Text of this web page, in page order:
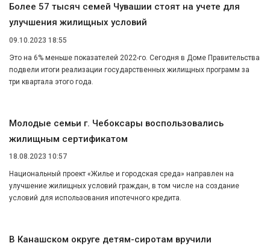
Более 57 тысяч семей Чувашии стоят на учете для
улучшения жилищных условий
09.10.2023 18:55
Это на 6% меньше показателей 2022-го. Сегодня в Доме Правительства
подвели итоги реализации государственных жилищных программ за
три квартала этого года.
Молодые семьи г. Чебоксары воспользовались
жилищным сертификатом
18.08.2023 10:57
Национальный проект «Жилье и городская среда» направлен на
улучшение жилищных условий граждан, в том числе на создание
условий для использования ипотечного кредита.
В Канашском округе детям-сиротам вручили